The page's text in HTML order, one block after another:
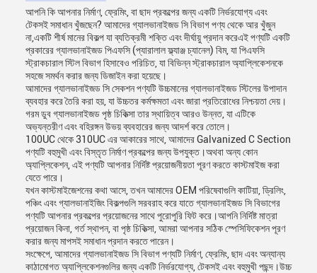
আপনি কি আপনার নির্মাণ, ফ্রেমিং, বা ছাদ প্রকল্পের জন্য একটি নির্ভরযোগ্য এবং
টেকসই সমাধান খুঁজছেন? আমাদের গ্যালভানাইজড সি বিভাগ পণ্য থেকে আর খুঁজুন
না,একটি শীর্ষ মানের বিকল্প যা ব্যতিক্রমী শক্তি এবং দীর্ঘায়ু প্রদান করেএই পণ্যটি একটি
প্রকারের গ্যালভানাইজড পিএফসি (প্যারালাল ফ্ল্যাঞ্জ চ্যানেল) বিম, যা পিএফসি
স্ট্রাকচারাল স্টিল বিভাগ হিসাবেও পরিচিত, যা বিভিন্ন স্ট্রাকচারাল অ্যাপ্লিকেশনকে
সহজে সমর্থন করার জন্য ডিজাইন করা হয়েছে।
আমাদের গ্যালভানাইজড সি সেকশন পণ্যটি উচ্চমানের গ্যালভানাইজড স্টিলের উপাদান
ব্যবহার করে তৈরি করা হয়, যা উচ্চতর কর্মক্ষমতা এবং জারা প্রতিরোধের নিশ্চয়তা দেয়।
গরম ডুব গ্যালভানাইজড পৃষ্ঠ চিকিত্সা তার স্থায়িত্ব আরও উন্নত, যা এটিকে
অভ্যন্তরীণ এবং বহিরঙ্গন উভয় ব্যবহারের জন্য আদর্শ করে তোলে।
100UC থেকে 310UC এর আকারের সাথে, আমাদের Galvanized C Section
পণ্যটি বহুমুখী এবং বিস্তৃত নির্মাণ প্রকল্পের জন্য উপযুক্ত।অথবা অন্য কোন
অ্যাপ্লিকেশন, এই পণ্যটি আপনার নির্দিষ্ট প্রয়োজনীয়তা পূরণ করতে কাস্টমাইজ করা
যেতে পারে।
যখন কাস্টমাইজেশনের কথা আসে, তখন আমাদের OEM পরিষেবাগুলি কাটিয়া, ড্রিলিং,
পঞ্চিং এবং গ্যালভানাইজিং বিকল্পগুলি সরবরাহ করে যাতে গ্যালভানাইজড সি বিভাগের
পণ্যটি আপনার প্রকল্পের প্রয়োজনের সাথে পুরোপুরি ফিট করে।আপনি নির্দিষ্ট মাত্রা
প্রয়োজন কিনা, গর্ত স্থাপন, বা পৃষ্ঠ চিকিত্সা, আমরা আপনার সঠিক স্পেসিফিকেশন পূরণ
করার জন্য মাপসই সমাধান প্রদান করতে পারেন।
সংক্ষেপে, আমাদের গ্যালভানাইজড সি বিভাগ পণ্যটি নির্মাণ, ফ্রেমিং, ছাদ এবং অন্যান্য
কাঠামোগত অ্যাপ্লিকেশনগুলির জন্য একটি নির্ভরযোগ্য, টেকসই এবং বহুমুখী পছন্দ।উচ্চ